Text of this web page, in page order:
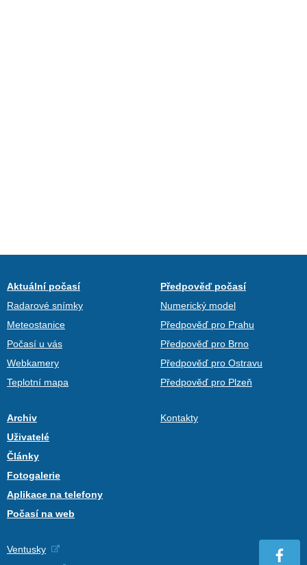
Aktuální počasí
Radarové snímky
Meteostanice
Počasí u vás
Webkamery
Teplotní mapa
Předpověď počasí
Numerický model
Předpověď pro Prahu
Předpověď pro Brno
Předpověď pro Ostravu
Předpověď pro Plzeň
Archiv
Uživatelé
Články
Fotogalerie
Aplikace na telefony
Počasí na web
Kontakty
Ventusky